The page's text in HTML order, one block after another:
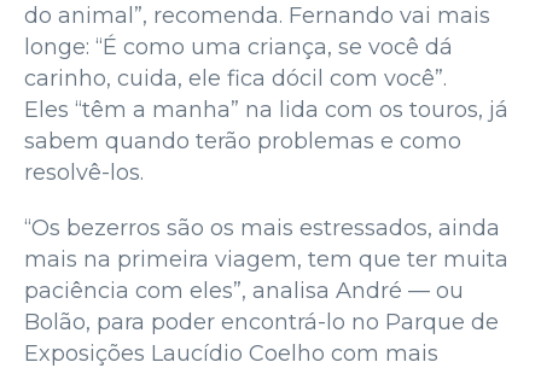
do animal”, recomenda. Fernando vai mais
longe: “É como uma criança, se você dá
carinho, cuida, ele fica dócil com você”.
Eles “têm a manha” na lida com os touros, já
sabem quando terão problemas e como
resolvê-los.
“Os bezerros são os mais estressados, ainda
mais na primeira viagem, tem que ter muita
paciência com eles”, analisa André — ou
Bolão, para poder encontrá-lo no Parque de
Exposições Laucídio Coelho com mais